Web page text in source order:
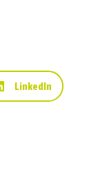
LinkedIn